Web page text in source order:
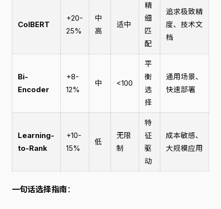
ColBERT
+20-
25%
中
高
适中
精
细
匹
配
追求极致精
度、技术文
档
Bi-
Encoder
+8-
12%
中 <100
平
衡
选
择
通用场景、
快速部署
Learning-
to-Rank
+10-
15%
低
无限
制
特
征
驱
动
成本敏感、
大规模应用
一句话选择指南：